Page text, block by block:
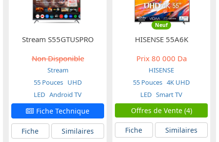
Stream S55GTUSPRO
Non Disponible
Stream
55 Pouces UHD
LED Android TV
Fiche Technique
Fiche
Similaires
Neuf
HISENSE 55A6K
Prix80 000 Da
HISENSE
55 Pouces 4K UHD
LED Smart TV
Offres de Vente (4)
Fiche
Similaires